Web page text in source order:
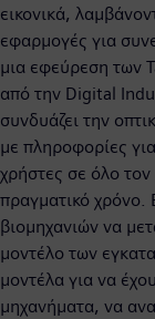
εικονικά,
εφαρμογές για
μια εφεύρεση των
από την Digital
συνδυάζει την
με πληροφορίες
χρήστες σε όλο τον
πραγματικό χρόνο.
βιομηχανιών να
μοντέλο των
μοντέλα για να
μηχανήματα, να